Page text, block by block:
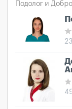
Подолог и